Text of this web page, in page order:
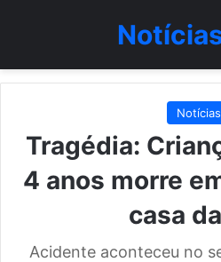
Notícias
Tragédia:
4 anos morre
casa
Acidente aconteceu no